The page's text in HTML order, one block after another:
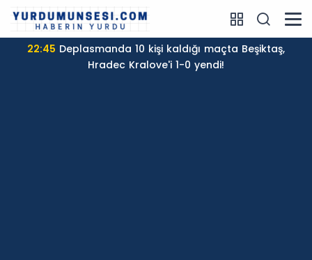
22:09Demokrasi İMECESİ -6: YENİ Parti'ye yurttaş bağışı
300 milyon liraya yaklaştı!